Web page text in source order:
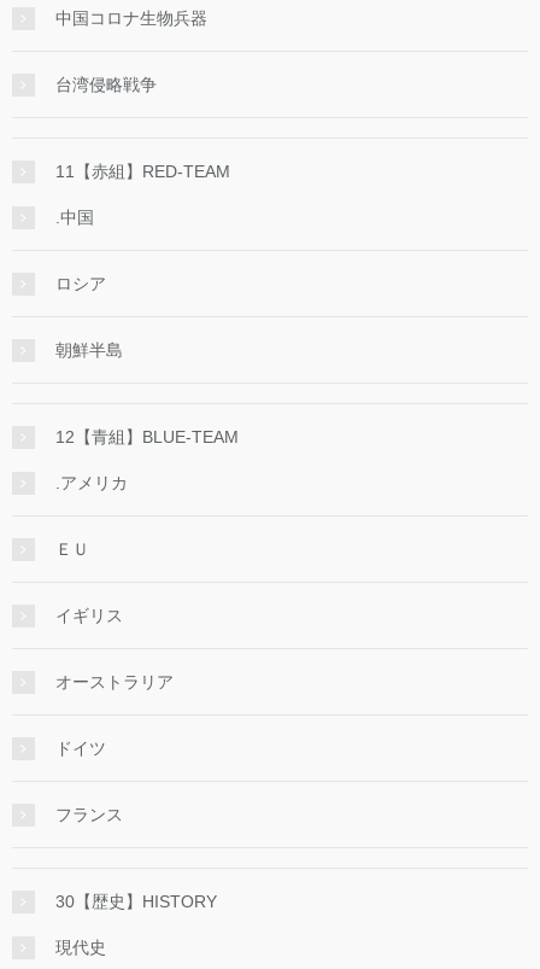
中国コロナ生物兵器
台湾侵略戦争
11【赤組】RED-TEAM
.中国
ロシア
朝鮮半島
12【青組】BLUE-TEAM
.アメリカ
ＥＵ
イギリス
オーストラリア
ドイツ
フランス
30【歴史】HISTORY
現代史